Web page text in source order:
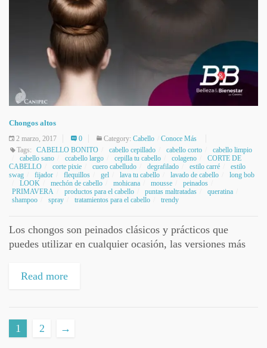
Chongos altos
2 marzo, 2017 0 Category: Cabello
Conoce Más
Tags:
CABELLO BONITO cabello cepillado cabello corto
cabello limpio
cabello sano
ccabello largo cepilla tu cabello colageno
CORTE DE
CABELLO
corte pixie cuero cabelludo degrafilado estilo carré
estilo
swag
fijador flequillos gel lava tu cabello lavado de cabello
long bob
LOOK
mechón de cabello mohicana mousse
peinados
PRIMAVERA
productos para el cabello puntas maltratadas
queratina
shampoo
spray tratamientos para el cabello trendy
Los chongos son peinados clásicos y prácticos que
puedes utilizar en cualquier ocasión, las versiones más
Read more
1 2 →